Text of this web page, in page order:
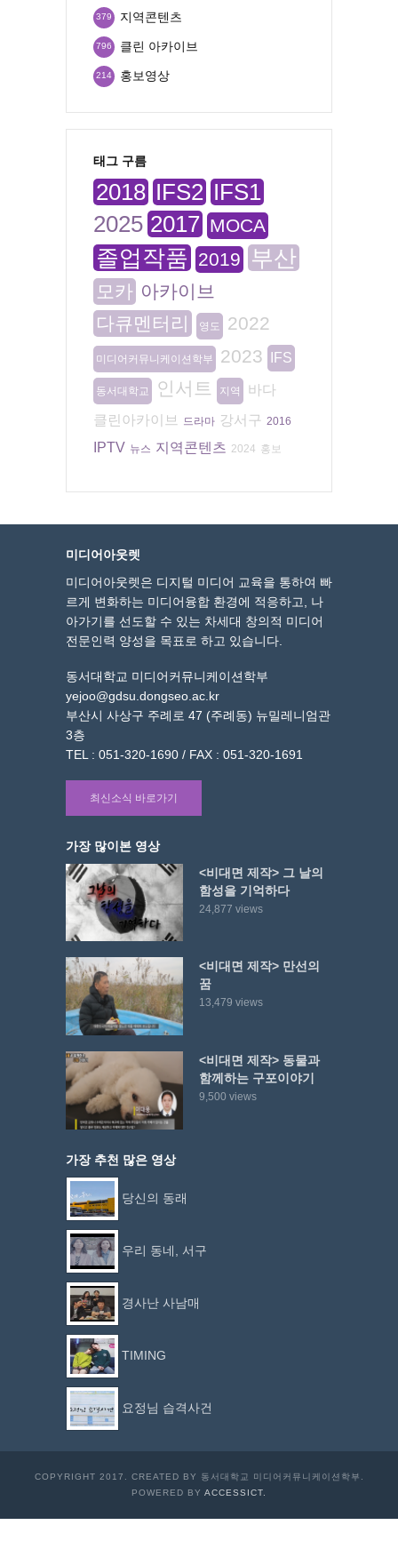
지역콘텐츠
379
클린 아카이브
796
홍보영상
214
태그 구름
2018 IFS2 IFS1
2025 2017 MOCA
졸업작품 2019 부산
모카 아카이브
다큐멘터리
영도 2022
미디어커뮤니케이션학부 2023 IFS
동서대학교 인서트 지역
바다
클린아카이브
드라마 강서구 2016
IPTV 뉴스 지역콘텐츠 2024 홍보
미디어아웃렛
미디어아웃렛은 디지털 미디어 교육을 통하여 빠
르게 변화하는 미디어융합 환경에 적응하고, 나
아가기를 선도할 수 있는 차세대 창의적 미디어
전문인력 양성을 목표로 하고 있습니다.
동서대학교 미디어커뮤니케이션학부
yejoo@gdsu.dongseo.ac.kr
부산시 사상구 주례로 47 (주례동) 뉴밀레니엄관
3층
TEL : 051-320-1690 / FAX : 051-320-1691
최신소식 바로가기
가장 많이본 영상
<비대면 제작> 그 날의
함성을 기억하다
24,877 views
<비대면 제작> 만선의
꿈
13,479 views
<비대면 제작> 동물과
함께하는 구포이야기
9,500 views
가장 추천 많은 영상
당신의 동래
우리 동네, 서구
경사난 사남매
TIMING
요정님 습격사건
COPYRIGHT 2017. CREATED BY 동서대학교 미디어커뮤니케이션학부.
POWERED BY ACCESSICT.